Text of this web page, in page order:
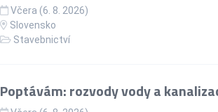
Včera (6. 8. 2026)
Slovensko
Stavebnictví
Poptávám: rozvody vody a